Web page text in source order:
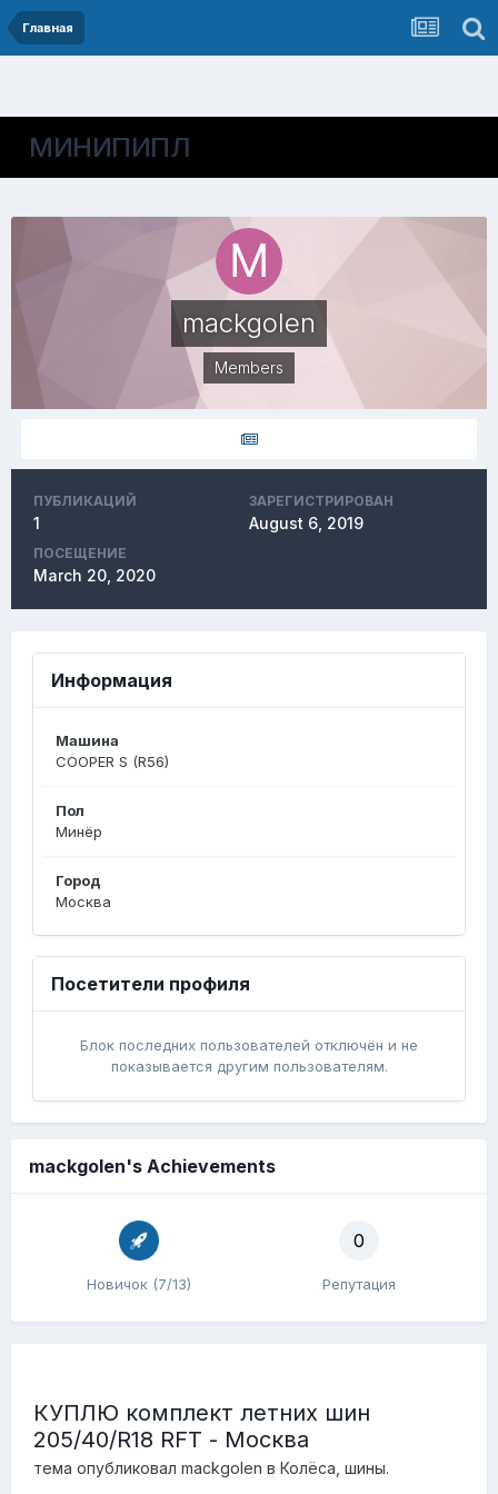
Главная
МИНИПИПЛ
mackgolen
Members
ПУБЛИКАЦИЙ
1
ЗАРЕГИСТРИРОВАН
August 6, 2019
ПОСЕЩЕНИЕ
March 20, 2020
Информация
Машина
COOPER S (R56)
Пол
Минёр
Город
Москва
Посетители профиля
Блок последних пользователей отключён и не
показывается другим пользователям.
mackgolen's Achievements
Новичок (7/13)
0
Репутация
КУПЛЮ комплект летних шин
205/40/R18 RFT - Москва
тема опубликовал mackgolen в Колёса, шины.